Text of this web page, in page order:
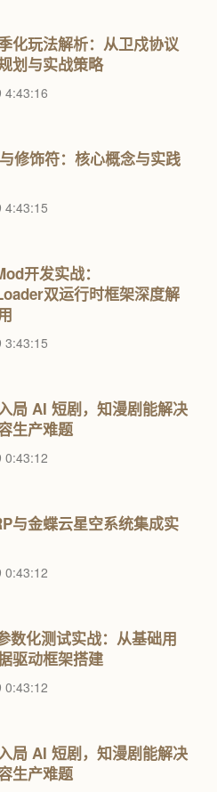
化玩法解析：从卫戍协议
划与实战策略
4:43:16
修饰符：核心概念与实践
4:43:15
开发实战：
双运行时框架深度解
3:43:15
局 AI 短剧，知漫剧能解决
生产难题
0:43:12
与金蝶云星空系统集成实
0:43:12
数化测试实战：从基础用
驱动框架搭建
0:43:12
局 AI 短剧，知漫剧能解决
生产难题